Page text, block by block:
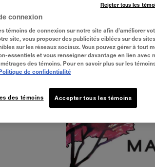
LIRE LA VIDÉO
connexion
témoins de connexion sur notre site afin d’améliorer
site, vous proposer des publicités ciblées sur des
sur les réseaux sociaux. Vous pouvez gérer à tout
essentiels et vous renseigner davantage en lien avec
des témoins. Pour en savoir plus sur les
de confidentialité
Accepter tous les témoins
des témoins
Rejeter tous les